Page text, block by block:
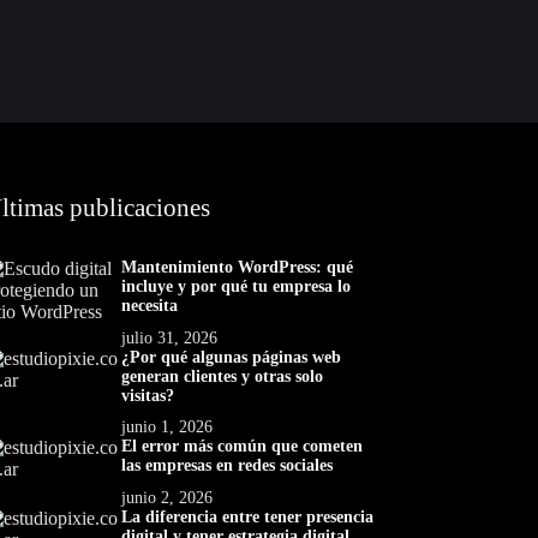
publicaciones
Mantenimiento WordPress: qué
incluye y por qué tu empresa lo
necesita
julio 31, 2026
¿Por qué algunas páginas web
generan clientes y otras solo
visitas?
junio 1, 2026
El error más común que cometen
las empresas en redes sociales
junio 2, 2026
La diferencia entre tener presencia